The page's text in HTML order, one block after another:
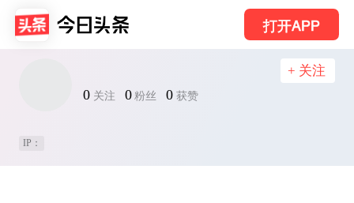
打开APP
0 关注 0 粉丝 0 获赞
+ 关注
IP：